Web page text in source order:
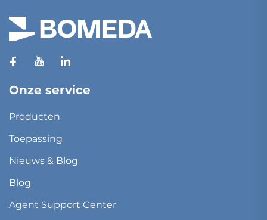
Onze service
Producten
Toepassing
Nieuws & Blog
Blog
Agent Support Center